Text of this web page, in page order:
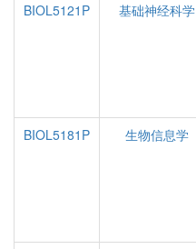
BIOL5121P
基础神经科学
BIOL5181P
生物信息学